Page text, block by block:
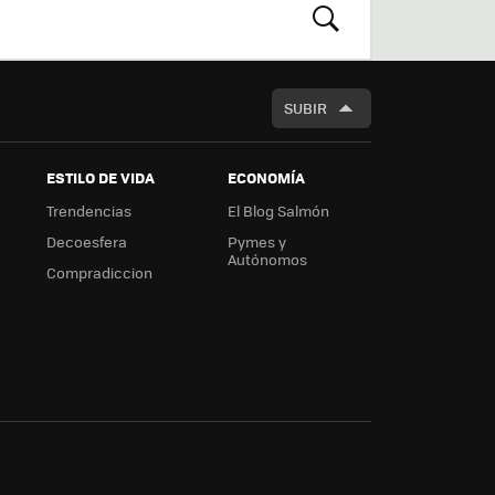
BUSCAR
SUBIR
ESTILO DE VIDA
Trendencias
Decoesfera
Compradiccion
ECONOMÍA
El Blog Salmón
Pymes y
Autónomos